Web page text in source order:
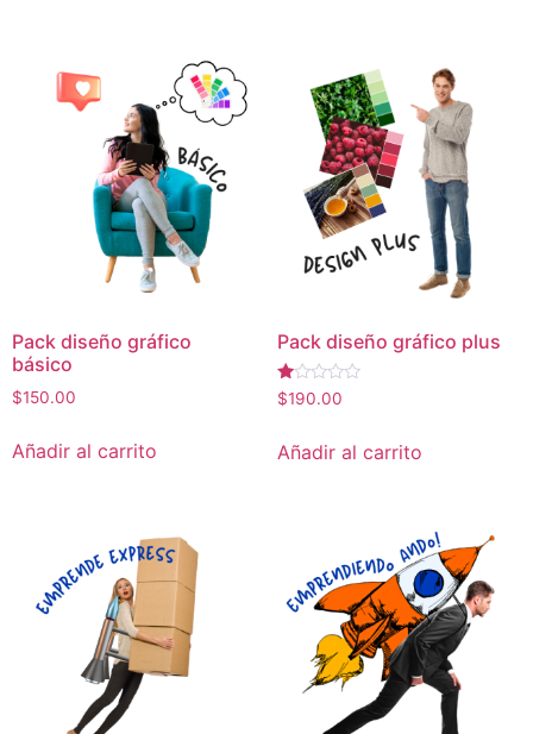
Pack diseño gráfico
básico
$150.00
Añadir al carrito
Pack diseño gráfico plus
Valorado
con
5
$190.00
Añadir al carrito